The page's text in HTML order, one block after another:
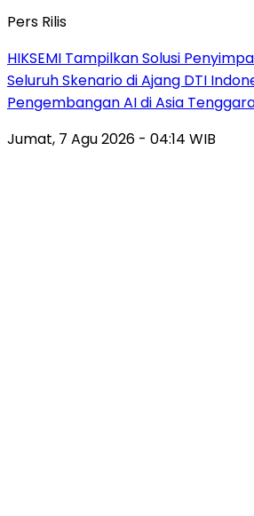
Pers Rilis
HIKSEMI Tampilkan Solusi
Seluruh Skenario di Ajang DTI
Pengembangan AI di Asia
Jumat, 7 Agu 2026 - 04:14 WIB